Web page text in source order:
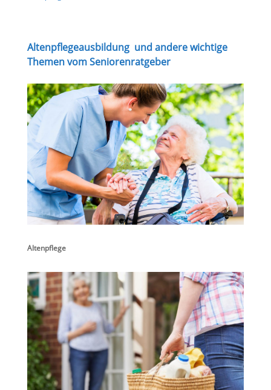
Altenpflegeausbildung und andere wichtige
Themen vom Seniorenratgeber
Altenpflege